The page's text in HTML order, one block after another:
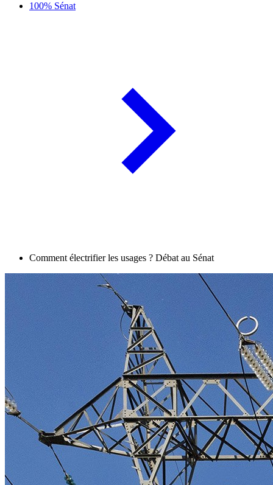
100% Sénat
Comment électrifier les usages ? Débat au Sénat